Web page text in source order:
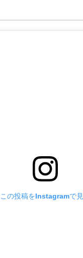
この投稿をInstagramで